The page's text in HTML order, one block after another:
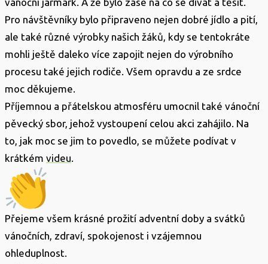
Pro návštěvníky bylo připraveno nejen dobré jídlo a pití,
ale také různé výrobky našich žáků, kdy se tentokráte
mohli ještě daleko více zapojit nejen do výrobního
procesu také jejich rodiče. Všem opravdu a ze srdce
moc děkujeme.
Příjemnou a přátelskou atmosféru umocnil také vánoční
pěvecký sbor, jehož vystoupení celou akci zahájilo. Na
to, jak moc se jim to povedlo, se můžete podívat v
krátkém videu.
Přejeme všem krásné prožití adventní doby a svátků
vánočních, zdraví, spokojenost i vzájemnou
ohleduplnost.